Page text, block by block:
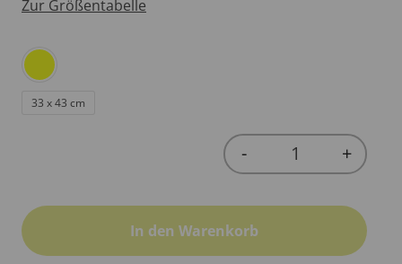
Zur Größentabelle
33 x 43 cm
Quantity
- +
In den Warenkorb